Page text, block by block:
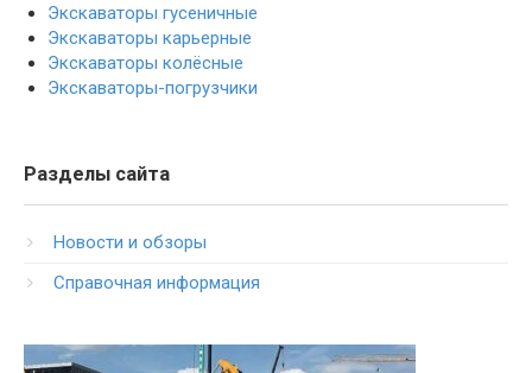
Экскаваторы гусеничные
Экскаваторы карьерные
Экскаваторы колёсные
Экскаваторы-погрузчики
Разделы сайта
Новости и обзоры
Справочная информация